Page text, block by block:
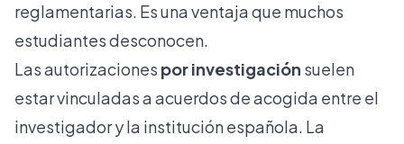
reglamentarias. Es una ventaja que muchos
estudiantes desconocen.
Las autorizaciones por investigación suelen
estar vinculadas a acuerdos de acogida entre el
investigador y la institución española. La